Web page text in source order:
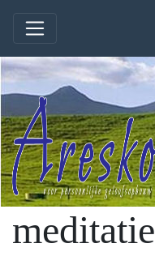
meditatie